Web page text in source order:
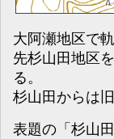
大阿瀬地区で
先杉山田地区
る。
杉山田からは
表題の「杉山